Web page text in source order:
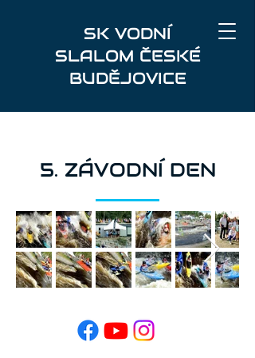
SK VODNÍ
SLALOM ČESKÉ
BUDĚJOVICE
5. ZÁVODNÍ DEN